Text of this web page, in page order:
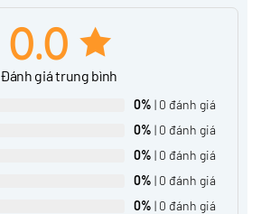
0.0
Đánh giá trung bình
0% | 0 đánh giá
0% | 0 đánh giá
0% | 0 đánh giá
0% | 0 đánh giá
0% | 0 đánh giá